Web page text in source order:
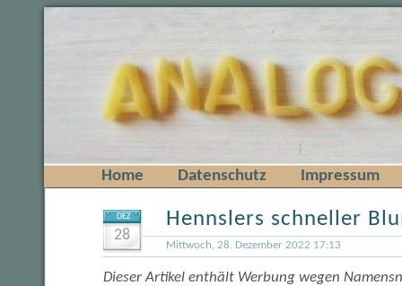
Home Datenschutz Impressum
DEZ
28
Hennslers schneller
Mittwoch, 28. Dezember 2022 17:13
Dieser Artikel enthält Werbung wegen